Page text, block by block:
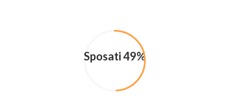
Sposati 49%